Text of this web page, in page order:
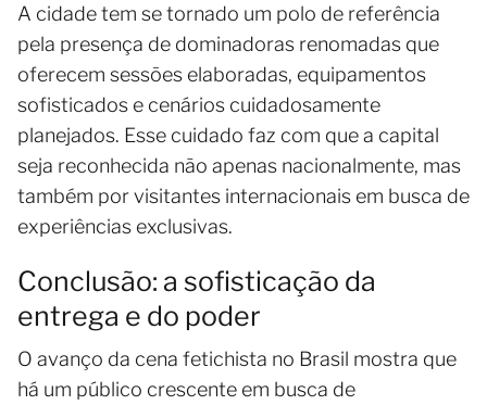
A cidade tem se tornado um polo de referência
pela presença de dominadoras renomadas que
oferecem sessões elaboradas, equipamentos
sofisticados e cenários cuidadosamente
planejados. Esse cuidado faz com que a capital
seja reconhecida não apenas nacionalmente, mas
também por visitantes internacionais em busca de
experiências exclusivas.
Conclusão: a sofisticação da
entrega e do poder
O avanço da cena fetichista no Brasil mostra que
há um público crescente em busca de